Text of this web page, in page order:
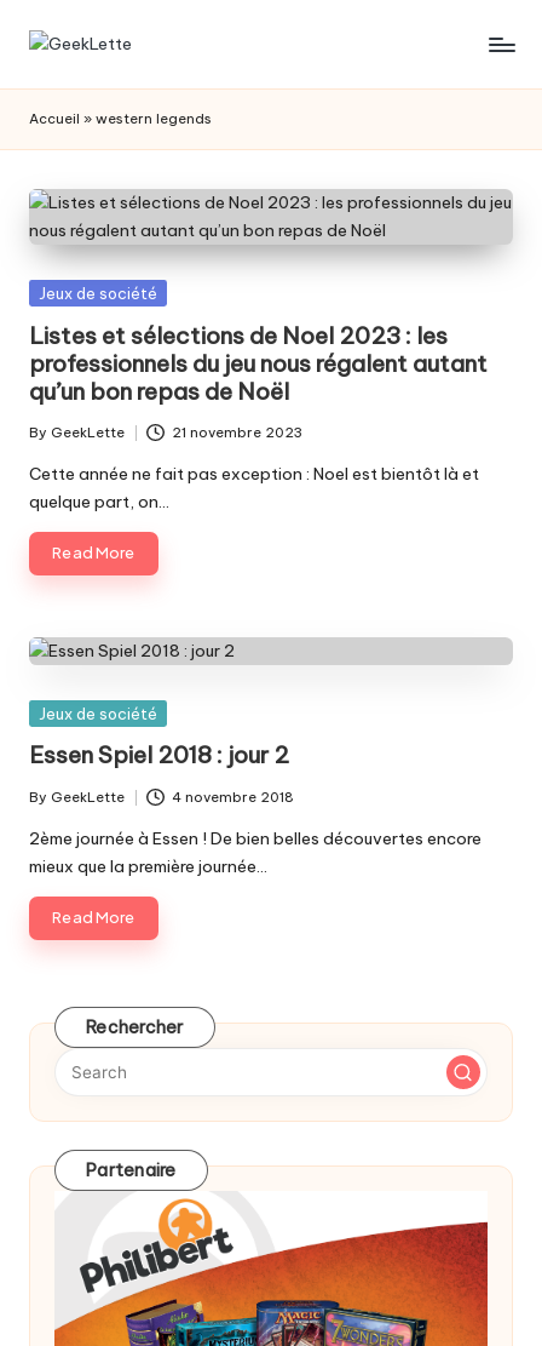
Skip
G
e
e
k
L
e
t
t
e
les
de
société
Accueil » western legends
Posted
Jeux de société
Listes et sélections de Noel 2023 : les
professionnels du jeu nous régalent autant
qu’un bon repas de Noël
Posted
by
By GeekLette 21 novembre 2023
Cette année ne fait pas exception : Noel est bientôt là et
quelque part, on…
Read More
Posted
Jeux de société
Essen Spiel 2018 : jour 2
Posted
by
By GeekLette 4 novembre 2018
2ème journée à Essen ! De bien belles découvertes encore
mieux que la première journée…
Read More
Rechercher
Partenaire